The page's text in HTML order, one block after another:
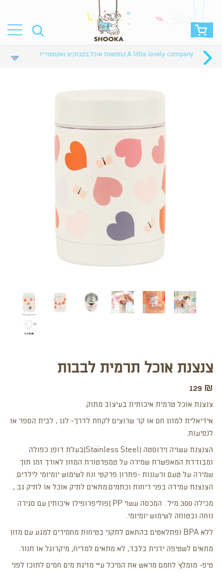
A little lovely company
,קופסאות אוכל,בקבוקים ואקססוריז
צנצנת אוכל תרמית לבבות
129 ₪
צנצנת אוכל טרמית איכותית בעיצוב מתוק.
אידיאלית למזון חם או קר שרוצים לקחת לדרך- לגן , לבית הספר או
לנסיעות.
הצנצנת עשויה נירוסטה (Stainless Steel)בעלת דופן כפולה
ומבודדת המאפשרת שמירה על טמפרטורת המזון לאורך זמן תוך
שמירה על טעם ורעננות -פתרון פרקטי ונח לשימוש יומיומי לילדים.
הצנצנת עמידה בפני ריחות וכתמים.מתאים לתיק אוכל או לתיק גב ,
מכילה 300 מ”ל . המכסה עשוי PP (פוליפרופילן איכותי) עם סגירה
נוחה ובטוחה לשימוש יומיומי.
ללא BPA ופתלאטים בהתאם לתקני בטיחות מחמירים למגע עם מזון
מתאים לשטיפה ידנית בלבד, לא מתאים למדיח, מיקרוגל או תנור.
טיפ- מומלץ לחמם מראש את המיכל ע”י מזיגת מים חמים לתוכו לפני